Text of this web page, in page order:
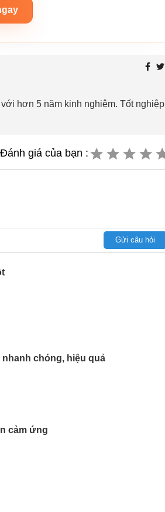
hơn 5 năm kinh nghiệm. Tốt nghiệp
Đánh giá của bạn :
Gửi câu hỏi
chóng, hiệu quả
cảm ứng